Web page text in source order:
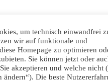
um technisch einwandfrei
wir auf funktionale und
Homepage zu optimieren
Sie können jetzt oder
akzeptieren und welche nicht
Die beste